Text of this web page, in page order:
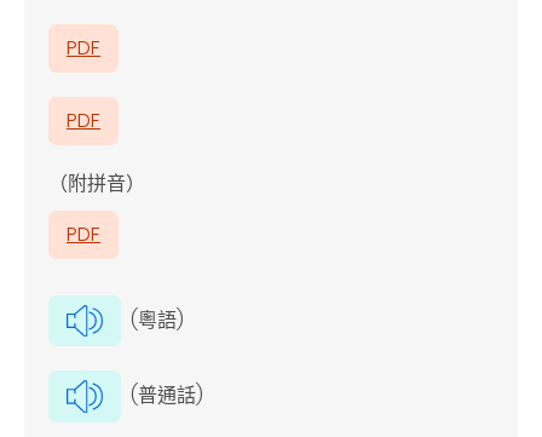
PDF
PDF
（附拼音）
PDF
(粵語)
(普通話)